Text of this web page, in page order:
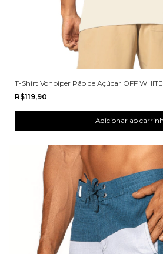
T-Shirt Vonpiper Pão de Açúcar OFF WHITE
R$119,90